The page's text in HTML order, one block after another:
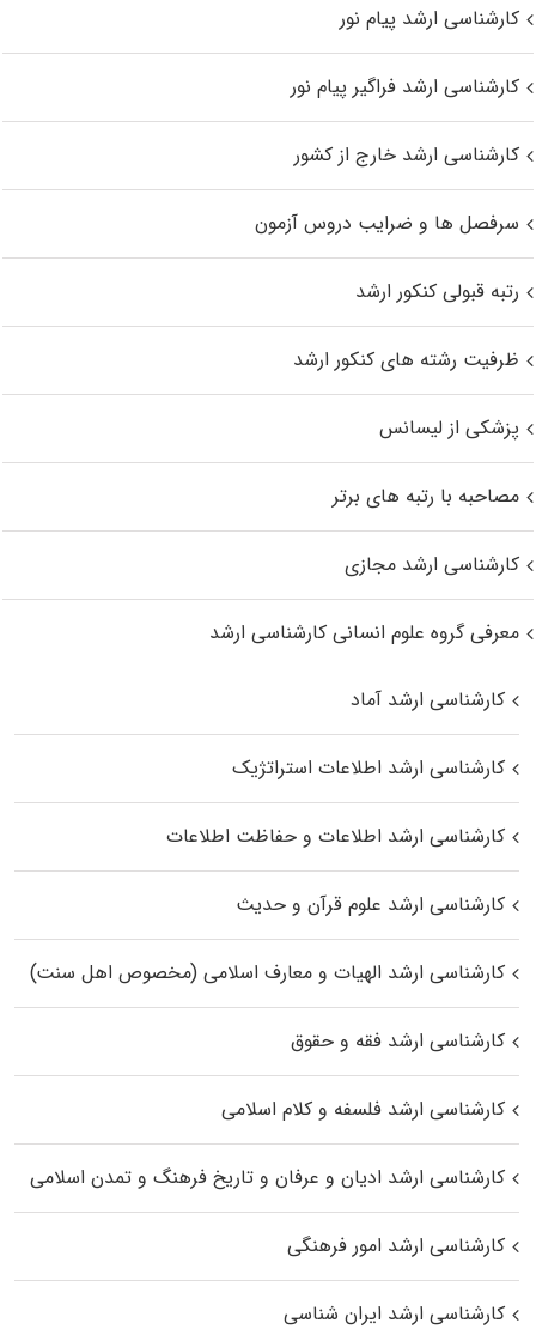
کارشناسی ارشد پیام نور
کارشناسی ارشد فراگیر پیام نور
کارشناسی ارشد خارج از کشور
سرفصل ها و ضرایب دروس آزمون
رتبه قبولی کنکور ارشد
ظرفیت رشته های کنکور ارشد
پزشکی از لیسانس
مصاحبه با رتبه های برتر
کارشناسی ارشد مجازی
معرفی گروه علوم انسانی کارشناسی ارشد
کارشناسی ارشد آماد
کارشناسی ارشد اطلاعات استراتژیک
کارشناسی ارشد اطلاعات و حفاظت اطلاعات
کارشناسی ارشد علوم قرآن و حدیث
کارشناسی ارشد الهیات و معارف اسلامی (مخصوص اهل سنت)
کارشناسی ارشد فقه و حقوق
کارشناسی ارشد فلسفه و کلام اسلامی
کارشناسی ارشد ادیان و عرفان و تاریخ فرهنگ و تمدن اسلامی
کارشناسی ارشد امور فرهنگی
کارشناسی ارشد ایران شناسی